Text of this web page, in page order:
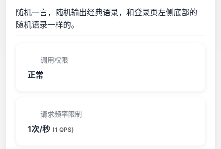
随机一言，随机输出经典语录，和登录页左侧底部的
随机语录一样的。
调用权限
正常
请求频率限制
1次/秒 (1 QPS)